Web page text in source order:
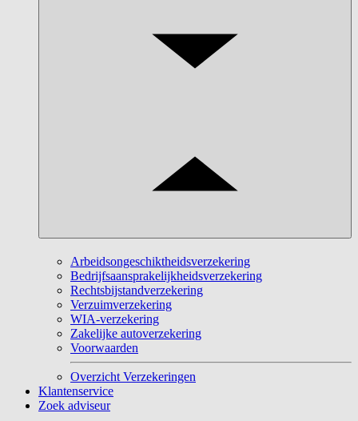
Arbeidsongeschiktheidsverzekering
Bedrijfsaansprakelijkheidsverzekering
Rechtsbijstandverzekering
Verzuimverzekering
WIA-verzekering
Zakelijke autoverzekering
Voorwaarden
Overzicht Verzekeringen
Klantenservice
Zoek adviseur